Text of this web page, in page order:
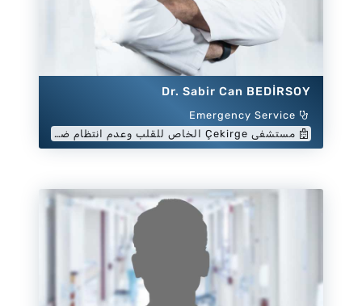
Dr. Sabir Can BEDİRSOY
Emergency Service
مستشفى Çekirge الخاص للقلب وعدم انتظام ضربات القلب